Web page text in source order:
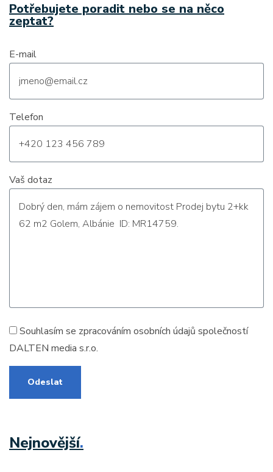
Potřebujete poradit nebo se na něco
zeptat?
E-mail
Telefon
Vaš dotaz
Souhlasím se zpracováním osobních údajů společností
DALTEN media s.r.o.
Odeslat
Nejnovější.